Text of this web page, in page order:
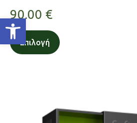
Ανοίξτε τη γραμμή εργαλείων
90.00 €
Επιλογή